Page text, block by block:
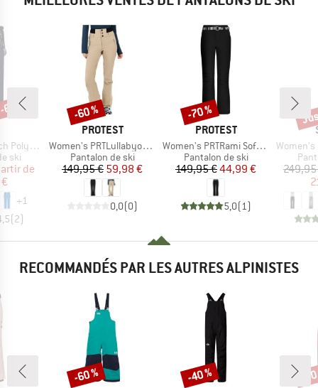
ski
réduit
de
+1
(2)
%
MARQUE
PROTEST
Article
Women's PRTLullabyos Snowpants
Product group
Pantalon de ski
Prix
149,95 €Prix réduit
59,98 €
0,0(0)
Remise
-60 %
MARQUE
PROTEST
Article
Women's PRTRami Softshell Snowpants
Product group
Pantalon de ski
Prix
149,95 €Prix réduit
44,99 €
5,0(1 )
Remise
-70 %
Article
Women's
RECOMMANDÉS PAR LES AUTRES ALPINISTES
Remise
-60 % Remise
-40 % -